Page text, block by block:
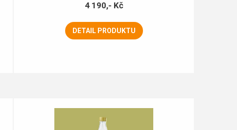
4 190,- Kč
DETAIL PRODUKTU